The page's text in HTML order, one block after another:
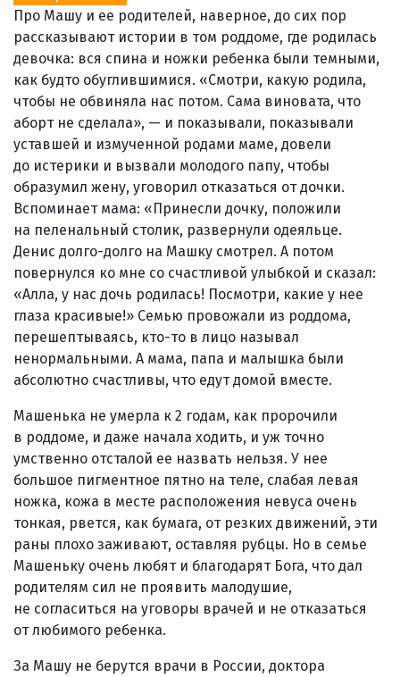
Про Машу и ее родителей, наверное, до сих пор
рассказывают истории в том роддоме, где родилась
девочка: вся спина и ножки ребенка были темными,
как будто обуглившимися. «Смотри, какую родила,
чтобы не обвиняла нас потом. Сама виновата, что
аборт не сделала», — и показывали, показывали
уставшей и измученной родами маме, довели
до истерики и вызвали молодого папу, чтобы
образумил жену, уговорил отказаться от дочки.
Вспоминает мама: «Принесли дочку, положили
на пеленальный столик, развернули одеяльце.
Денис долго-долго на Машку смотрел. А потом
повернулся ко мне со счастливой улыбкой и сказал:
«Алла, у нас дочь родилась! Посмотри, какие у нее
глаза красивые!» Семью провожали из роддома,
перешептываясь, кто-то в лицо называл
ненормальными. А мама, папа и малышка были
абсолютно счастливы, что едут домой вместе.
Машенька не умерла к 2 годам, как пророчили
в роддоме, и даже начала ходить, и уж точно
умственно отсталой ее назвать нельзя. У нее
большое пигментное пятно на теле, слабая левая
ножка, кожа в месте расположения невуса очень
тонкая, рвется, как бумага, от резких движений, эти
раны плохо заживают, оставляя рубцы. Но в семье
Машеньку очень любят и благодарят Бога, что дал
родителям сил не проявить малодушие,
не согласиться на уговоры врачей и не отказаться
от любимого ребенка.
За Машу не берутся врачи в России, доктора